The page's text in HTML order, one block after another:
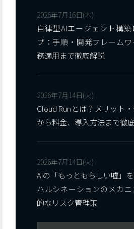
2026年7月16日(木)
自律型AIエージェント構
プ：手順・開発フレーム
務適用まで徹底解説
2026年7月14日(火)
Cloud Runとは？メリット
から料金、導入方法まで徹
2026年7月14日(火)
AIの「もっともらしい嘘」
ハルシネーションのメカ
的なリスク管理策